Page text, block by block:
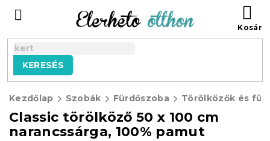
tartalomhoz
KERESÉS
Kezdőlap Szobák Fürdőszoba Törölközők és
Classic törölköző 50 x 100 cm
narancssárga, 100% pamut